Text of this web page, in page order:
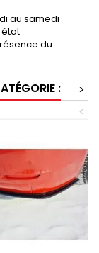
au samedi
du
:
>
<